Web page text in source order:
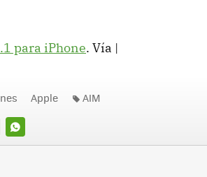
para iPhone. Vía |
WHATSAPP
Apple AIM